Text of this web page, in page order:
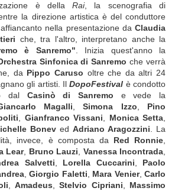
è dellaRai, la scenografia di
la direzione artistica è del conduttore
nella presentazione da Claudia
che, tra l'altro, interpretano anche la
è Sanremo" . Inizia quest'anno la
Sinfonica di Sanremo che verrà
da Pippo Caruso oltre che da altri 24
gli artisti. IlDopoFestival è condotto
dal Casinò di Sanremo e vede la
Magalli ,Simona Izzo
Pino
Gianfranco Vissani Monica Setta
Bonev ed Adriano Aragozzini . La
invece, è composta da Red Ronnie
Lear, Bruno Lauzi Vanessa Incontrada
Salvetti Lorella Cuccarini
Paolo
,Giorgio Faletti Mara Venier,Carlo
,Amadeus ,Stelvio Cipriani
Massimo